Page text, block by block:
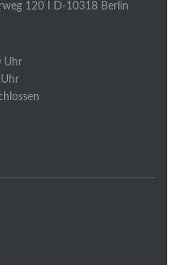
120 I D-10318 Berlin
Uhr